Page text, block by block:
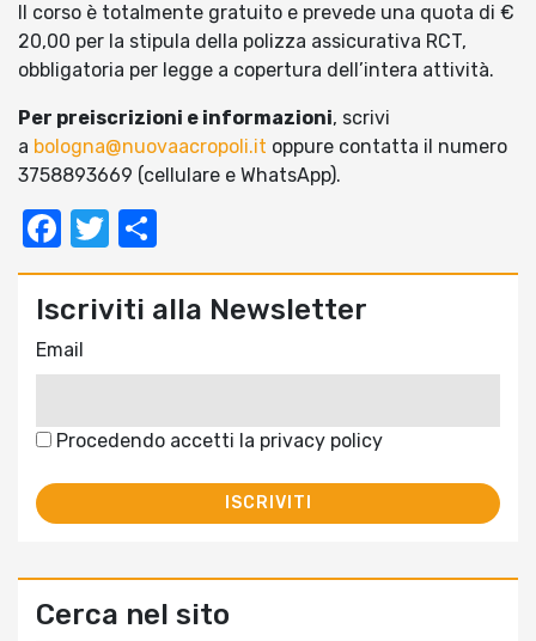
Il corso è totalmente gratuito e prevede una quota di €
20,00 per la stipula della polizza assicurativa RCT,
obbligatoria per legge a copertura dell’intera attività.
Per preiscrizioni e informazioni, scrivi
a bologna@nuovaacropoli.it oppure contatta il numero
3758893669 (cellulare e WhatsApp).
Facebook
Twitter
Iscriviti alla Newsletter
Email
Procedendo accetti la privacy policy
Cerca nel sito